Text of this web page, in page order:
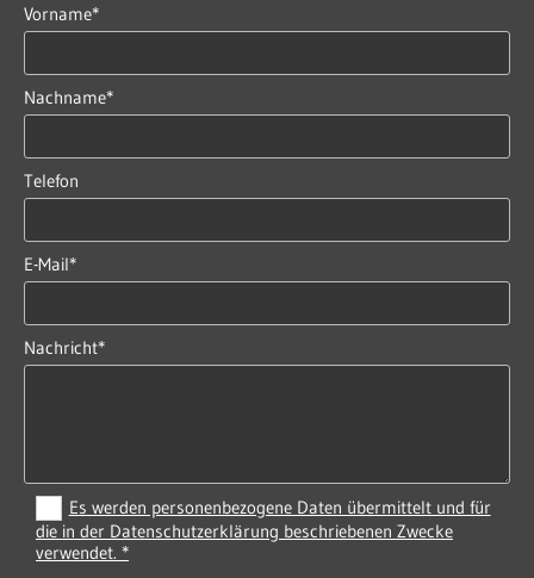
Vorname*
Nachname*
Telefon
E-Mail*
Nachricht*
Es werden personenbezogene Daten übermittelt und für
die in der Datenschutzerklärung beschriebenen Zwecke
verwendet. *